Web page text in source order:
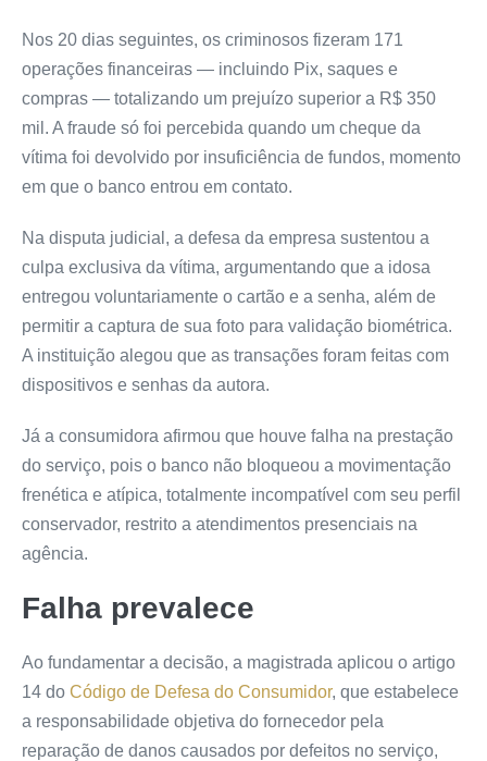
Nos 20 dias seguintes, os criminosos fizeram 171
operações financeiras — incluindo Pix, saques e
compras — totalizando um prejuízo superior a R$ 350
mil. A fraude só foi percebida quando um cheque da
vítima foi devolvido por insuficiência de fundos, momento
em que o banco entrou em contato.
Na disputa judicial, a defesa da empresa sustentou a
culpa exclusiva da vítima, argumentando que a idosa
entregou voluntariamente o cartão e a senha, além de
permitir a captura de sua foto para validação biométrica.
A instituição alegou que as transações foram feitas com
dispositivos e senhas da autora.
Já a consumidora afirmou que houve falha na prestação
do serviço, pois o banco não bloqueou a movimentação
frenética e atípica, totalmente incompatível com seu perfil
conservador, restrito a atendimentos presenciais na
agência.
Falha prevalece
Ao fundamentar a decisão, a magistrada aplicou o artigo
14 do Código de Defesa do Consumidor, que estabelece
a responsabilidade objetiva do fornecedor pela
reparação de danos causados por defeitos no serviço,